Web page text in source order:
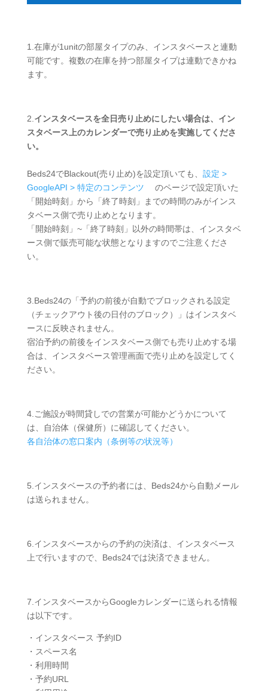
1.在庫が1unitの部屋タイプのみ、インスタベースと連動
可能です。複数の在庫を持つ部屋タイプは連動できかね
ます。
2.インスタベースを全日売り止めにしたい場合は、イン
スタベース上のカレンダーで売り止めを実施してくださ
い。
Beds24でBlackout(売り止め)を設定頂いても、 設定 >
GoogleAPI > 特定のコンテンツ
のページで設定頂いた
「開始時刻」から「終了時刻」までの時間のみがインス
タベース側で売り止めとなります。
「開始時刻」~「終了時刻」以外の時間帯は、インスタベ
ース側で販売可能な状態となりますのでご注意くださ
い。
3.Beds24の「予約の前後が自動でブロックされる設定
（チェックアウト後の日付のブロック）」はインスタベ
ースに反映されません。
宿泊予約の前後をインスタベース側でも売り止めする場
合は、インスタベース管理画面で売り止めを設定してく
ださい。
4.ご施設が時間貸しでの営業が可能かどうかについて
は、自治体（保健所）に確認してください。
各自治体の窓口案内（条例等の状況等）
5.インスタベースの予約者には、Beds24から自動メール
は送られません。
6.インスタベースからの予約の決済は、インスタベース
上で行いますので、Beds24では決済できません。
7.インスタベースからGoogleカレンダーに送られる情報
は以下です。
・インスタベース 予約ID
・スペース名
・利用時間
・予約URL